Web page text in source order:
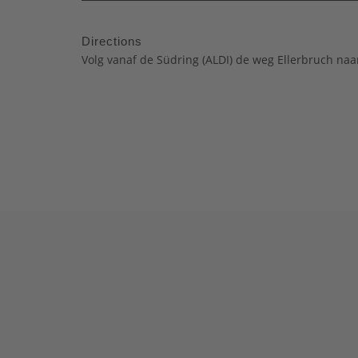
Directions
Volg vanaf de Südring (ALDI) de weg Ellerbruch